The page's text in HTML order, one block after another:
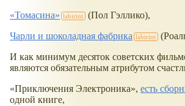
Томасина
(Пол Гэллико),
Чарли и шоколадная фабрика
И как минимум десяток советских
являются обязательным атрибутом
Приключения Электроника , есть
одной книге,